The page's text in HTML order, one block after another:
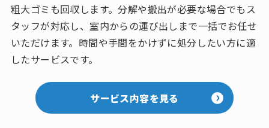
粗大ゴミも回収します。分解や搬出が必要な場合でもス
タッフが対応し、室内からの運び出しまで一括でお任せ
いただけます。時間や手間をかけずに処分したい方に適
したサービスです。
サービス内容を見る